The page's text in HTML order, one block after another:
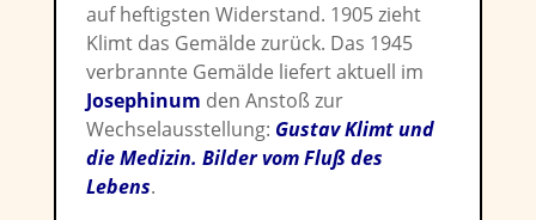
auf heftigsten Widerstand. 1905 zieht
Klimt das Gemälde zurück. Das 1945
verbrannte Gemälde liefert aktuell im
Josephinum den Anstoß zur
Wechselausstellung: Gustav Klimt und
die Medizin. Bilder vom Fluß des
Lebens.